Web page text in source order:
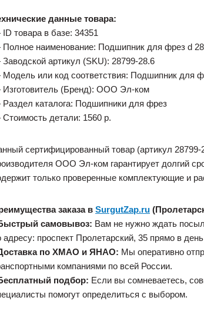
данные товара:
товара в базе: 34351
наименование: Подшипник для фрез d
артикул (SKU): 28799-28.6
или код соответствия: Подшипник для
(Бренд): ООО Эл-ком
каталога: Подшипники для фрез
детали: 1560 р.
сертифицированный товар (артикул
ООО Эл-ком гарантирует долгий
только проверенные комплектующие и
заказа в SurgutZap.ru
самовывоз: Вам не нужно ждать
адресу: проспект Пролетарский, 35 прямо в
по ХМАО и ЯНАО: Мы оперативно
компаниями по всей России.
подбор: Если вы сомневаетесь,
помогут определиться с выбором.